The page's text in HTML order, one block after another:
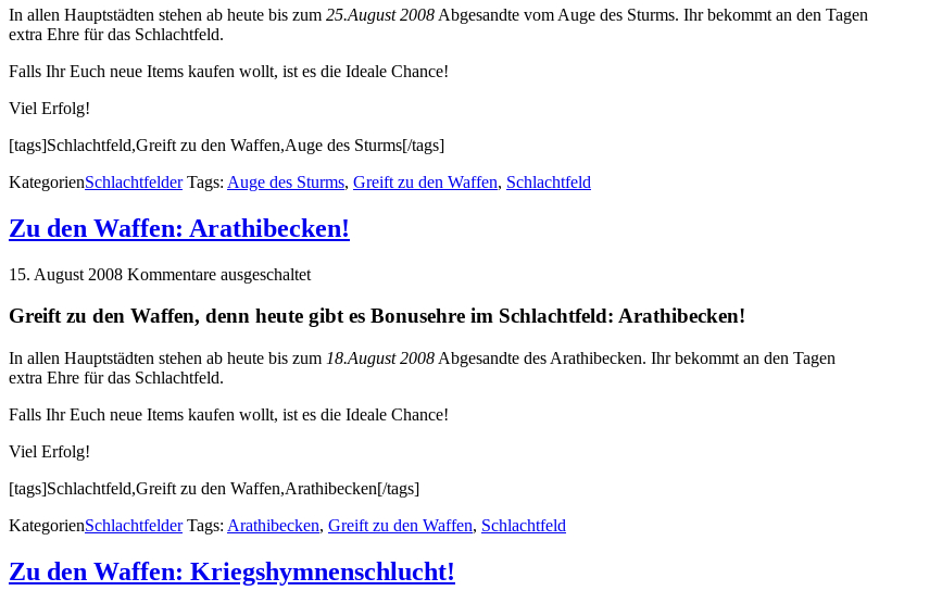
In allen Hauptstädten stehen ab heute bis zum 25.August 2008 Abgesandte vom Auge des Sturms. Ihr bekommt an den Tagen
extra Ehre für das Schlachtfeld.
Falls Ihr Euch neue Items kaufen wollt, ist es die Ideale Chance!
Viel Erfolg!
[tags]Schlachtfeld,Greift zu den Waffen,Auge des Sturms[/tags]
KategorienSchlachtfelder Tags: Auge des Sturms, Greift zu den Waffen, Schlachtfeld
Zu den Waffen: Arathibecken!
15. August 2008 Kommentare ausgeschaltet
Greift zu den Waffen, denn heute gibt es Bonusehre im Schlachtfeld: Arathibecken!
In allen Hauptstädten stehen ab heute bis zum 18.August 2008 Abgesandte des Arathibecken. Ihr bekommt an den Tagen
extra Ehre für das Schlachtfeld.
Falls Ihr Euch neue Items kaufen wollt, ist es die Ideale Chance!
Viel Erfolg!
[tags]Schlachtfeld,Greift zu den Waffen,Arathibecken[/tags]
KategorienSchlachtfelder Tags: Arathibecken, Greift zu den Waffen, Schlachtfeld
Zu den Waffen: Kriegshymnenschlucht!